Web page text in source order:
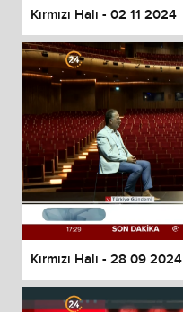
Kırmızı Halı - 02 11 2024
Kırmızı Halı - 28 09 2024